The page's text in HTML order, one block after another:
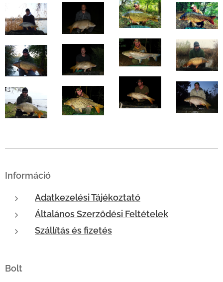
Információ
Adatkezelési Tájékoztató
Általános Szerződési Feltételek
Szállítás és fizetés
Bolt